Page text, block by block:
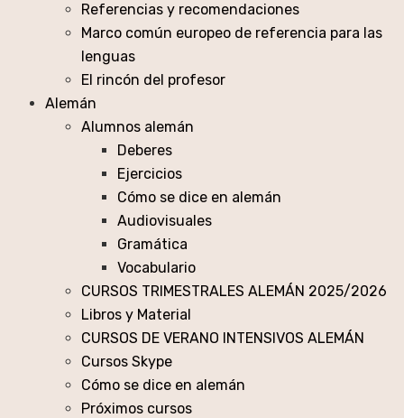
Referencias y recomendaciones
Marco común europeo de referencia para las
lenguas
El rincón del profesor
Alemán
Alumnos alemán
Deberes
Ejercicios
Cómo se dice en alemán
Audiovisuales
Gramática
Vocabulario
CURSOS TRIMESTRALES ALEMÁN 2025/2026
Libros y Material
CURSOS DE VERANO INTENSIVOS ALEMÁN
Cursos Skype
Cómo se dice en alemán
Próximos cursos